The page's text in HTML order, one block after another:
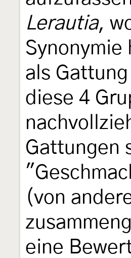
Lerautia,
als
diese 4
Gattungen
(von
eine